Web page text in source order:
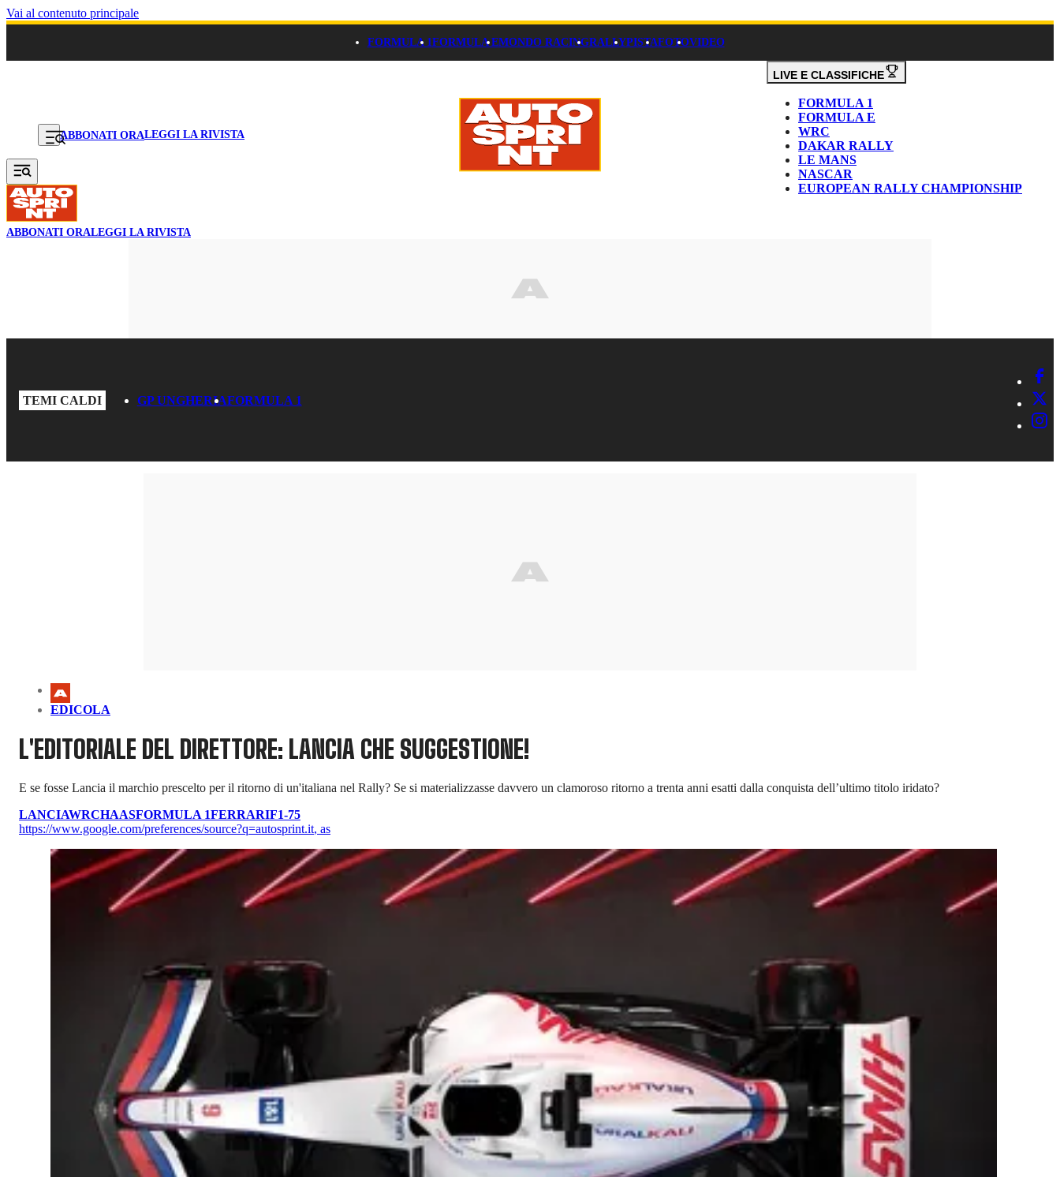
Vai al contenuto principale
FORMULA 1FORMULA EMONDO RACINGRALLYPISTAFOTOVIDEO
ABBONATI ORALEGGI LA RIVISTA
LIVE E CLASSIFICHE
FORMULA 1
FORMULA E
WRC
DAKAR RALLY
LE MANS
NASCAR
EUROPEAN RALLY CHAMPIONSHIP
ABBONATI ORALEGGI LA RIVISTA
TEMI CALDI GP UNGHERIAFORMULA 1
EDICOLA
L'EDITORIALE DEL DIRETTORE: LANCIA CHE SUGGESTIONE!
E se fosse Lancia il marchio prescelto per il ritorno di un'italiana nel Rally? Se si materializzasse davvero un clamoroso ritorno a trenta anni esatti dalla conquista dell’ultimo titolo iridato?
LANCIAWRCHAASFORMULA 1FERRARIF1-75
https://www.google.com/preferences/source?q=autosprint.it, as